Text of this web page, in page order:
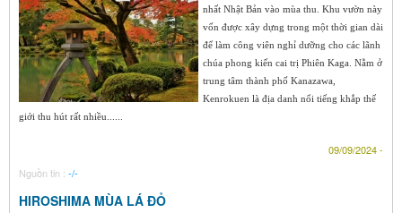
nhất Nhật Bản vào mùa thu. Khu vườn này
vốn được xây dựng trong một thời gian dài
để làm công viên nghỉ dưỡng cho các lãnh
chúa phong kiến cai trị Phiên Kaga. Nằm ở
trung tâm thành phố Kanazawa,
Kenrokuen là địa danh nổi tiếng khắp thế
giới thu hút rất nhiều......
09/09/2024 -
Nguồn tin : -/-
HIROSHIMA MÙA LÁ ĐỎ